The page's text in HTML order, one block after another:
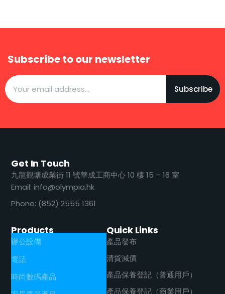
Subscribe to our newsletter
Subscribe
Products
辦公設備
電話
時尚數碼產品
Quick Links
產品發布
清貨減價
產品保養登記（普通用戶）
產品保養登記（商業用戶）
Get In Touch
九龍觀塘成業街 11 號華成工商中心 10 樓 15 – 16 室
Email: info@olympia.hk
Phone: (852) 2555 1361